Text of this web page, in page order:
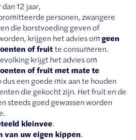
12 jaar,
personen, zwangere
die borstvoeding geven of
, krijgen het advies omgeen
of fruitte consumeren.
krijgt het advies om
of fruit met mate te
dus een goede mix aan te houden
die gekocht zijn. Het fruit en de
steeds goed gewassen worden
kleinvee.
van uw eigen kippen.